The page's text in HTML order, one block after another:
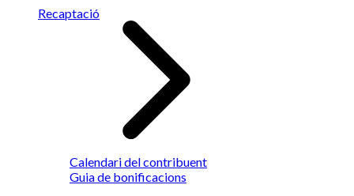
Recaptació
Calendari del contribuent
Guia de bonificacions